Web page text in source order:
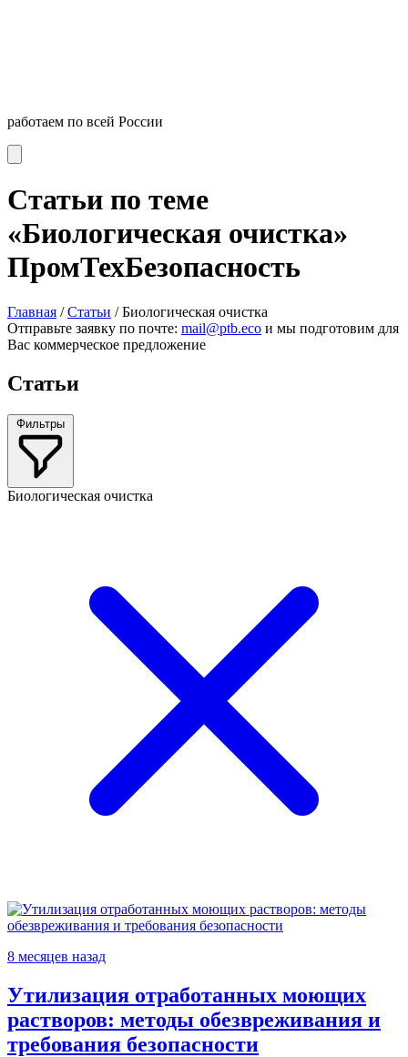
работаем по всей России
Статьи по теме
«Биологическая очистка»
ПромТехБезопасность
Главная /Статьи /Биологическая очистка
Отправьте заявку по почте: mail@ptb.eco и мы подготовим для
Вас коммерческое предложение
Статьи
Фильтры
Биологическая очистка
8 месяцев назад
Утилизация отработанных моющих
растворов: методы обезвреживания и
требования безопасности